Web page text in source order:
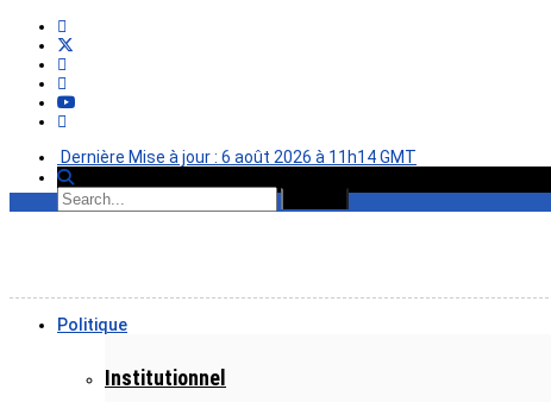
Dernière Mise à jour : 6 août 2026 à 11h14 GMT
Politique
Institutionnel